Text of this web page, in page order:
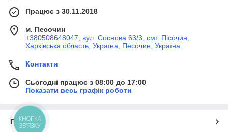
Працює з 30.11.2018
м. Песочин
+380508648047, вул. Соснова 63/3, смт. Пісочин,
Харківська область, Україна, Песочин, Україна
Контакти
Сьогодні працює з 08:00 до 17:00
Показати весь графік роботи
Про нас
КНОПКА
ЗВ'ЯЗКУ